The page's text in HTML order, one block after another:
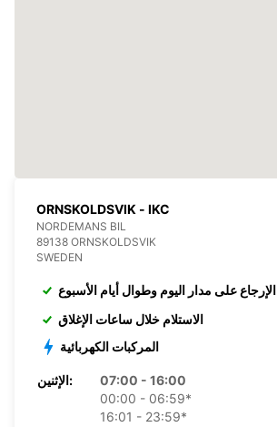
ORNSKOLDSVIK - IKC
NORDEMANS BIL
89138 ORNSKOLDSVIK
SWEDEN
الإرجاع على مدار اليوم وطوال أيام الأسبوع
الاستلام خلال ساعات الإغلاق
المركبات الكهربائية
الإثنين:
07:00 - 16:00
00:00 - 06:59*
16:01 - 23:59*